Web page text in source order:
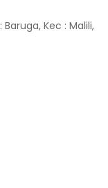
Kec : Malili,